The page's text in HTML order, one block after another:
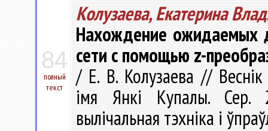
84
полный
текст
Колузаева, Екатерина
Нахождение ожидаемых
сети с помощью z-
/ Е. В. Колузаева // Веснік
імя Янкі Купалы. Сер.
вылічальная тэхніка і